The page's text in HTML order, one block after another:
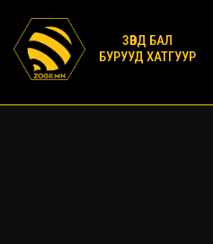
ЗӨВД БАЛ
БУРУУД ХАТГУУР